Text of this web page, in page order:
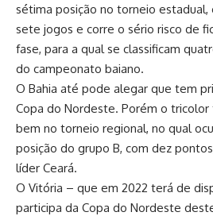
sétima posição no torneio estadual,
sete jogos e corre o sério risco de
fase, para a qual se classificam
do campeonato baiano.
O Bahia até pode alegar que tem
Copa do Nordeste. Porém o
bem no torneio regional, no qual
posição do grupo B, com dez
líder Ceará.
O Vitória – que em 2022 terá de
participa da Copa do Nordeste